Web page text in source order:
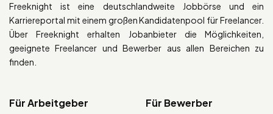
Freeknight ist eine deutschlandweite Jobbörse und ein
Karriereportal mit einem großen Kandidatenpool für Freelancer.
Über Freeknight erhalten Jobanbieter die Möglichkeiten,
geeignete Freelancer und Bewerber aus allen Bereichen zu
finden.
Für Arbeitgeber Für Bewerber